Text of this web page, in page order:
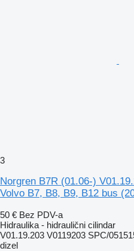
3
Norgren B7R (01.06-)
Volvo B7, B8, B9, B12 bus
50 € Bez PDV-a
Hidraulika - hidraulični cilindar
V01.19.203 V0119203 SPC/
dizel